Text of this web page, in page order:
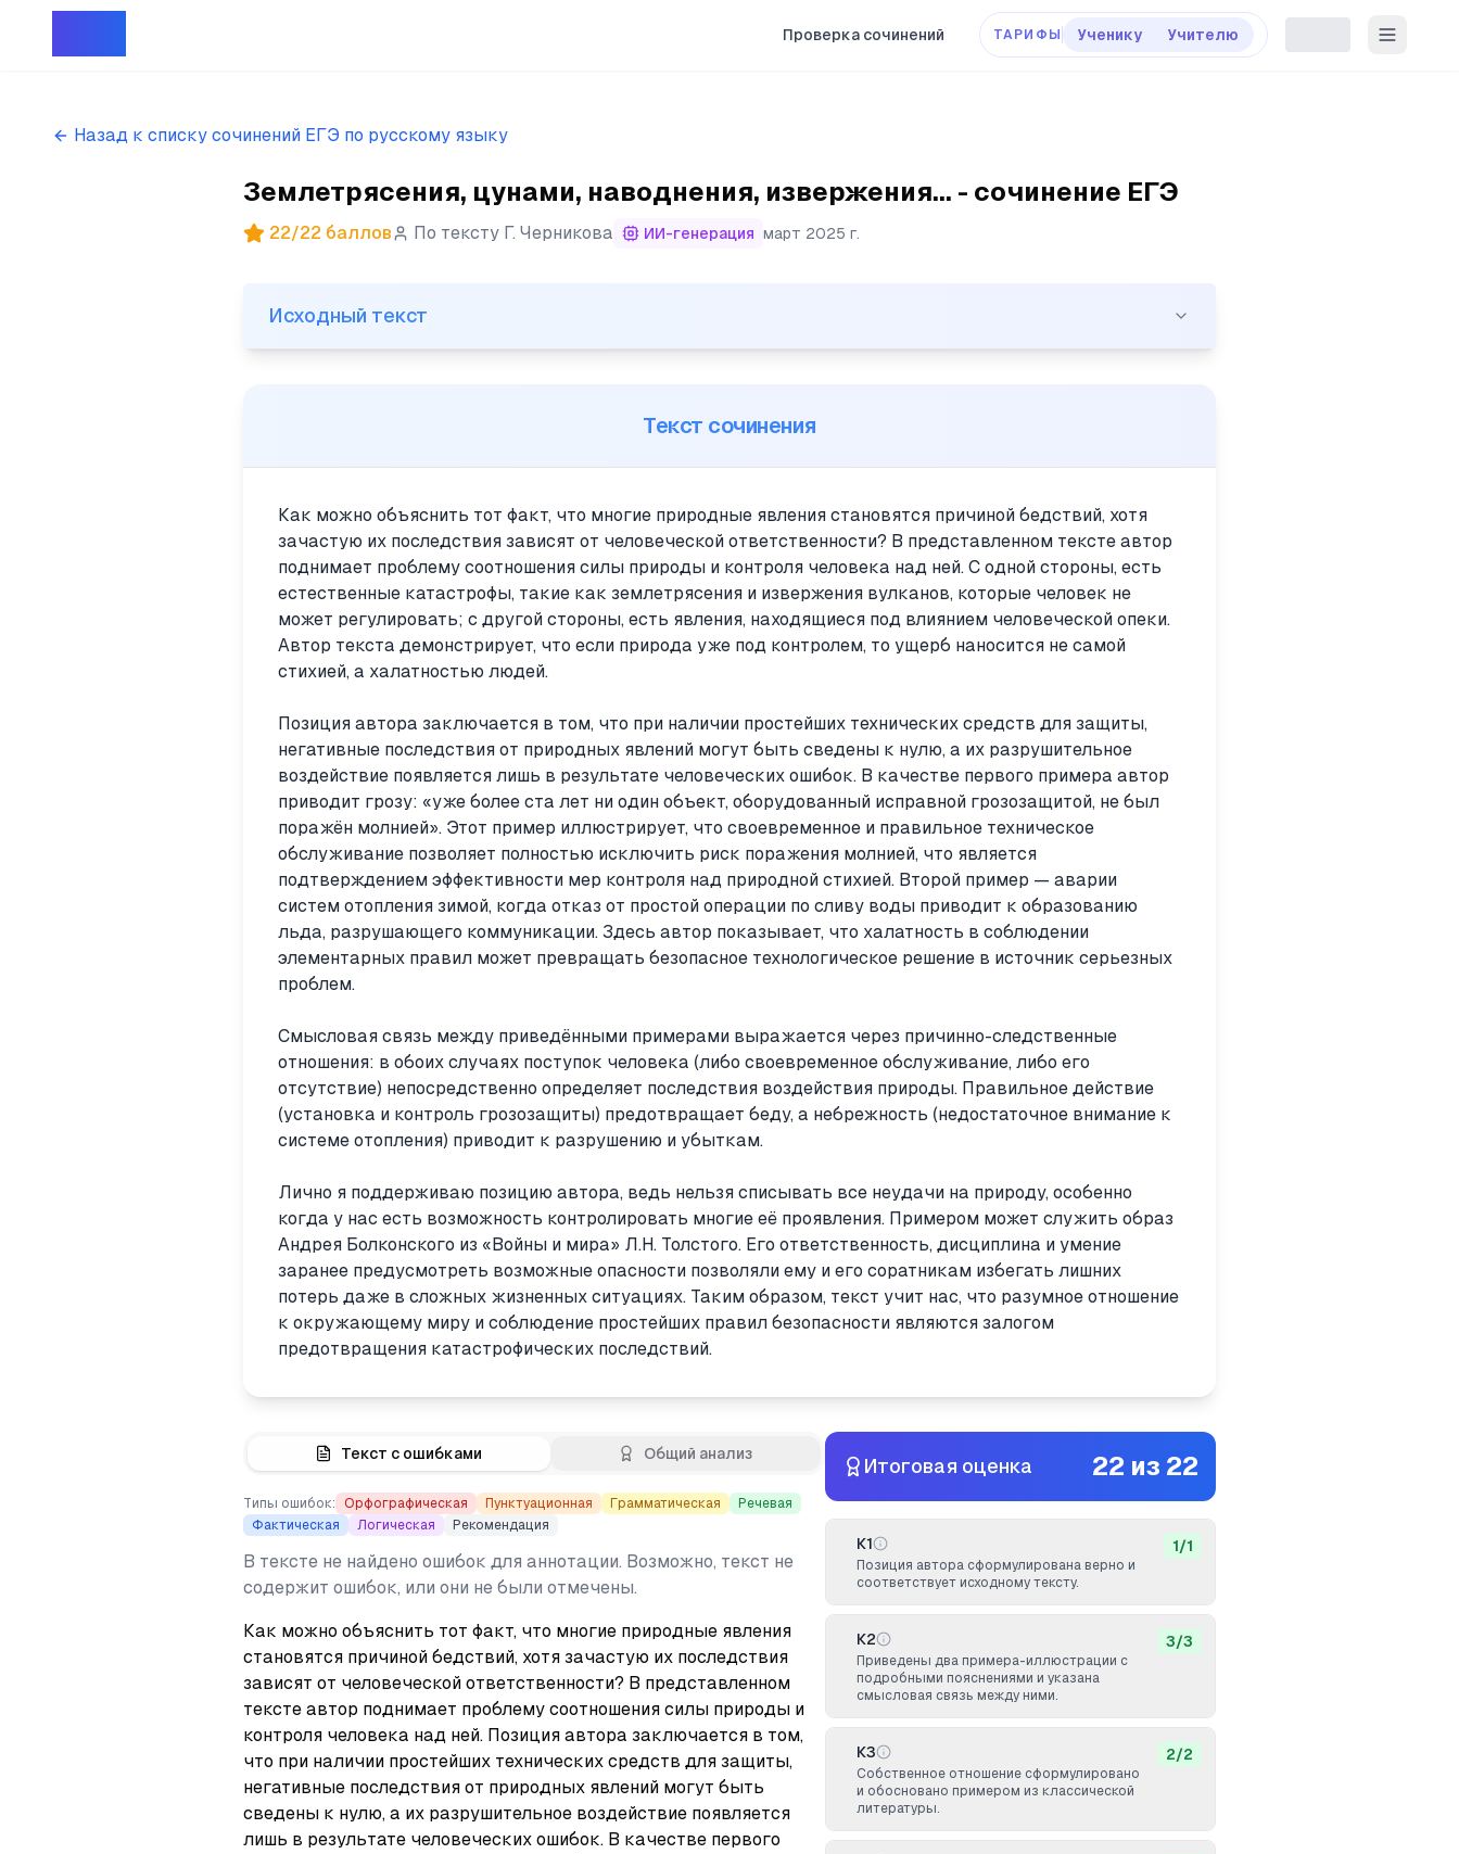
Проверка сочинений ТАРИФЫ Ученику Учителю
Назад к списку сочинений ЕГЭ по русскому языку
Землетрясения, цунами, наводнения, извержения... - сочинение ЕГЭ
22/22 баллов По тексту Г. Черникова ИИ-генерация март 2025 г.
(1)Землетрясения, цунами, наводнения, извержения вулканов приносят убытки и жертвы, в которых люди не виноваты, – не умеем мы
Исходный текст
Текст сочинения
Как можно объяснить тот факт, что многие природные явления становятся причиной бедствий, хотя
зачастую их последствия зависят от человеческой ответственности? В представленном тексте автор
поднимает проблему соотношения силы природы и контроля человека над ней. С одной стороны, есть
естественные катастрофы, такие как землетрясения и извержения вулканов, которые человек не
может регулировать; с другой стороны, есть явления, находящиеся под влиянием человеческой опеки.
Автор текста демонстрирует, что если природа уже под контролем, то ущерб наносится не самой
стихией, а халатностью людей.
Позиция автора заключается в том, что при наличии простейших технических средств для защиты,
негативные последствия от природных явлений могут быть сведены к нулю, а их разрушительное
воздействие появляется лишь в результате человеческих ошибок. В качестве первого примера автор
приводит грозу: «уже более ста лет ни один объект, оборудованный исправной грозозащитой, не был
поражён молнией». Этот пример иллюстрирует, что своевременное и правильное техническое
обслуживание позволяет полностью исключить риск поражения молнией, что является
подтверждением эффективности мер контроля над природной стихией. Второй пример — аварии
систем отопления зимой, когда отказ от простой операции по сливу воды приводит к образованию
льда, разрушающего коммуникации. Здесь автор показывает, что халатность в соблюдении
элементарных правил может превращать безопасное технологическое решение в источник серьезных
проблем.
Смысловая связь между приведёнными примерами выражается через причинно-следственные
отношения: в обоих случаях поступок человека (либо своевременное обслуживание, либо его
отсутствие) непосредственно определяет последствия воздействия природы. Правильное действие
(установка и контроль грозозащиты) предотвращает беду, а небрежность (недостаточное внимание к
системе отопления) приводит к разрушению и убыткам.
Лично я поддерживаю позицию автора, ведь нельзя списывать все неудачи на природу, особенно
когда у нас есть возможность контролировать многие её проявления. Примером может служить образ
Андрея Болконского из «Войны и мира» Л.Н. Толстого. Его ответственность, дисциплина и умение
заранее предусмотреть возможные опасности позволяли ему и его соратникам избегать лишних
потерь даже в сложных жизненных ситуациях. Таким образом, текст учит нас, что разумное отношение
к окружающему миру и соблюдение простейших правил безопасности являются залогом
предотвращения катастрофических последствий.
Текст с ошибками Общий анализ
Типы ошибок: Орфографическая Пунктуационная Грамматическая
Речевая
Фактическая
Логическая Рекомендация
В тексте не найдено ошибок для аннотации. Возможно, текст не
содержит ошибок, или они не были отмечены.
Как можно объяснить тот факт, что многие природные явления
становятся причиной бедствий, хотя зачастую их последствия
зависят от человеческой ответственности? В представленном
тексте автор поднимает проблему соотношения силы природы и
контроля человека над ней. Позиция автора заключается в том,
что при наличии простейших технических средств для защиты,
негативные последствия от природных явлений могут быть
сведены к нулю, а их разрушительное воздействие появляется
лишь в результате человеческих ошибок. В качестве первого
Итоговая оценка 22 из 22
К1
Позиция автора сформулирована верно и
соответствует исходному тексту.
1/1
К2
Приведены два примера-иллюстрации с
подробными пояснениями и указана
смысловая связь между ними.
3/3
К3
Собственное отношение сформулировано
и обосновано примером из классической
литературы.
2/2